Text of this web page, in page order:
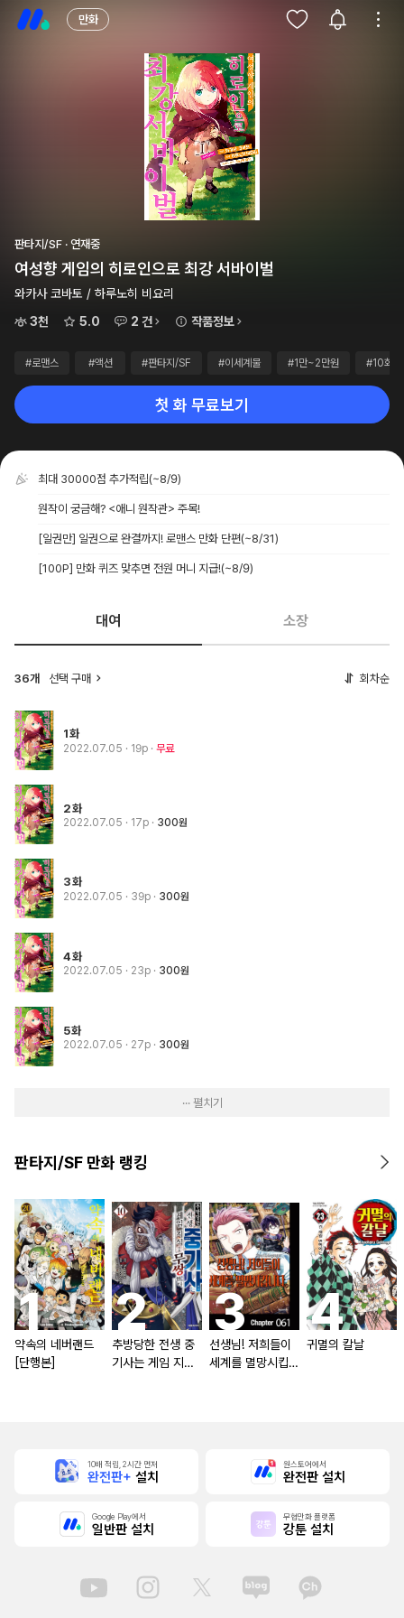
만화
판타지/SF · 연재중
여성향 게임의 히로인으로 최강 서바이벌
와카사 코바토 / 하루노히 비요리
3천
5.0 2 건 작품정보
#로맨스 #액션 #판타지/SF #이세계물 #1만~2만원 #10화이
첫 화 무료보기
최대 30000점 추가적립(~8/9)
원작이 궁금해? <애니 원작관> 주목!
[일권만] 일권으로 완결까지! 로맨스 만화 단편(~8/31)
[100P] 만화 퀴즈 맞추면 전원 머니 지급!(~8/9)
대여 소장
36개 선택 구매 회차순
1화
2022.07.05 · 19p 무료
2화
2022.07.05 · 17p 300원
3화
2022.07.05 · 39p 300원
4화
2022.07.05 · 23p 300원
5화
2022.07.05 · 27p 300원
··· 펼치기
판타지/SF 만화 랭킹
약속의 네버랜드
[단행본]
추방당한 전생 중
기사는 게임 지식
선생님! 저희들이
세계를 멸망시킵니
귀멸의 칼날
10배 적립, 2시간 먼저
완전판+ 설치
원스토어에서
완전판 설치
Google Play에서
일반판 설치
무협만화 플랫폼
강툰 설치